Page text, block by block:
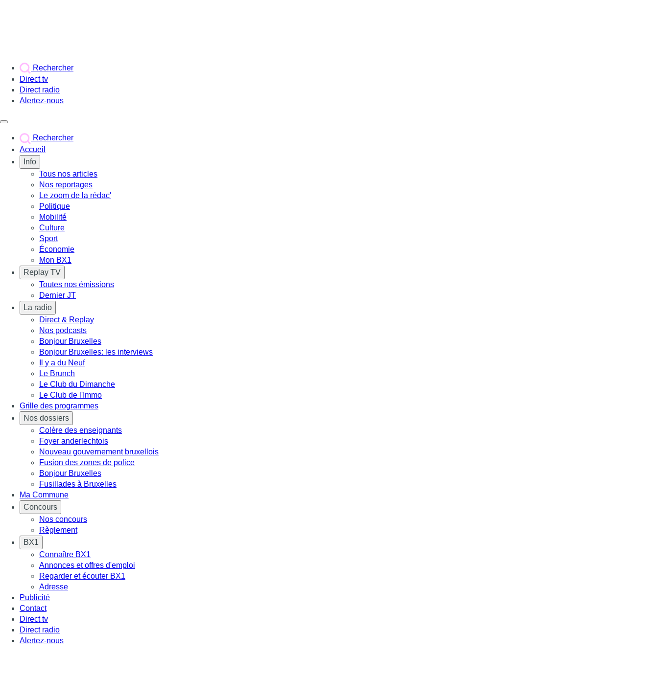
Rechercher
Direct tv
Direct radio
Alertez-nous
Rechercher
Accueil
Info
Tous nos articles
Nos reportages
Le zoom de la rédac'
Politique
Mobilité
Culture
Sport
Économie
Mon BX1
Replay TV
Toutes nos émissions
Dernier JT
La radio
Direct & Replay
Nos podcasts
Bonjour Bruxelles
Bonjour Bruxelles: les interviews
Il y a du Neuf
Le Brunch
Le Club du Dimanche
Le Club de l'Immo
Grille des programmes
Nos dossiers
Colère des enseignants
Foyer anderlechtois
Nouveau gouvernement bruxellois
Fusion des zones de police
Bonjour Bruxelles
Fusillades à Bruxelles
Ma Commune
Concours
Nos concours
Règlement
BX1
Connaître BX1
Annonces et offres d'emploi
Regarder et écouter BX1
Adresse
Publicité
Contact
Direct tv
Direct radio
Alertez-nous